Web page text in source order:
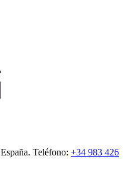
Teléfono: +34 983 426